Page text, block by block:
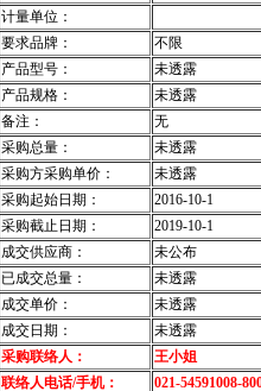
计量单位：
要求品牌：
不限
产品型号：
未透露
产品规格：
未透露
备注：
无
采购总量：
未透露
采购方采购单价：
未透露
采购起始日期：
2016-10-1
采购截止日期：
2019-10-1
成交供应商：
未公布
已成交总量：
未透露
成交单价：
未透露
成交日期：
未透露
采购联络人：
王小姐
联络人电话/手机：
021-54591008-